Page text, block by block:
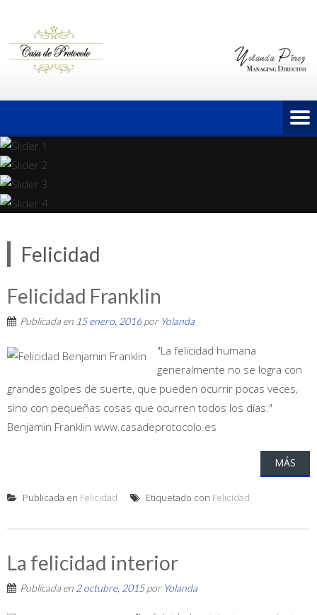
Felicidad
Felicidad Franklin
Publicada en 15 enero, 2016por Yolanda
"La felicidad humana
generalmente no se logra con
grandes golpes de suerte, que pueden ocurrir pocas veces,
sino con pequeñas cosas que ocurren todos los días."
Benjamin Franklin www.casadeprotocolo.es
MÁS
Publicada en Felicidad Etiquetado con Felicidad
La felicidad interior
Publicada en 2 octubre, 2015por Yolanda